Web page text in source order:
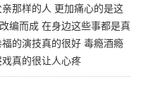
那样的人 更加痛心的是这
编而成 在身边这些事都是真
的演技真的很好 毒瘾酒瘾
真的很让人心疼